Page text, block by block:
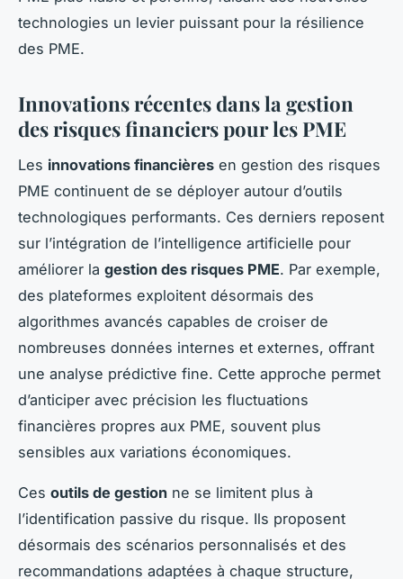
technologies un levier puissant pour la résilience
des PME.
Innovations récentes dans la gestion
des risques financiers pour les PME
Les innovations financières en gestion des risques
PME continuent de se déployer autour d’outils
technologiques performants. Ces derniers reposent
sur l’intégration de l’intelligence artificielle pour
améliorer la gestion des risques PME. Par exemple,
des plateformes exploitent désormais des
algorithmes avancés capables de croiser de
nombreuses données internes et externes, offrant
une analyse prédictive fine. Cette approche permet
d’anticiper avec précision les fluctuations
financières propres aux PME, souvent plus
sensibles aux variations économiques.
Ces outils de gestion ne se limitent plus à
l’identification passive du risque. Ils proposent
désormais des scénarios personnalisés et des
recommandations adaptées à chaque structure,